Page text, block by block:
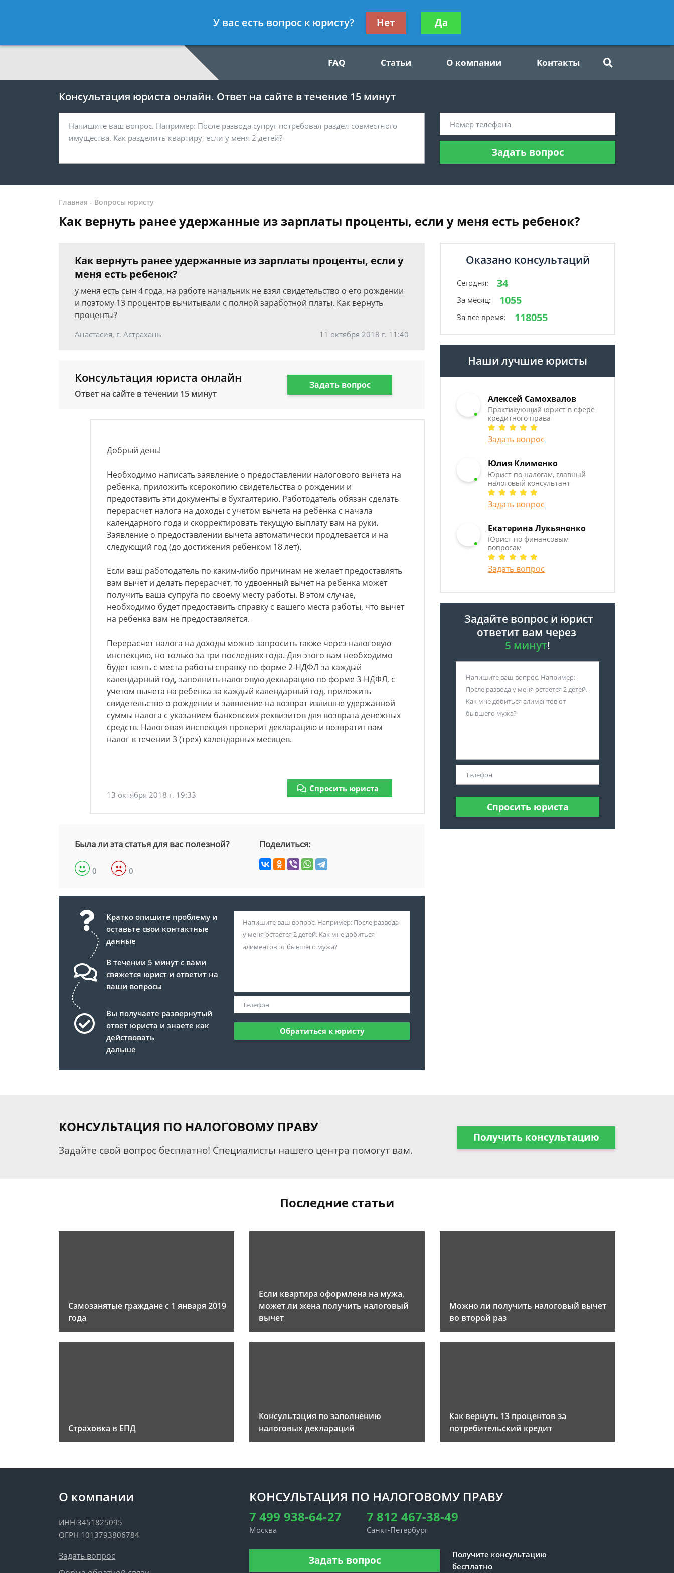
7 812 467-38-49
Получите консультацию
бесплатно
FAQ Статьи О компании Контакты
Консультация юриста онлайн. Ответ на сайте в течение 15 минут
Задать вопрос
Главная - Вопросы юристу
Как вернуть ранее удержанные из зарплаты проценты, если у меня есть ребенок?
Как вернуть ранее удержанные из зарплаты проценты, если у
меня есть ребенок?
у меня есть сын 4 года, на работе начальник не взял свидетельство о его рождении
и поэтому 13 процентов вычитывали с полной заработной платы. Как вернуть
проценты?
Анастасия, г. Астрахань 11 октября 2018 г. 11:40
Консультация юриста онлайн
Ответ на сайте в течении 15 минут
Задать вопрос
Добрый день!
Необходимо написать заявление о предоставлении налогового вычета на
ребенка, приложить ксерокопию свидетельства о рождении и
предоставить эти документы в бухгалтерию. Работодатель обязан сделать
перерасчет налога на доходы с учетом вычета на ребенка с начала
календарного года и скорректировать текущую выплату вам на руки.
Заявление о предоставлении вычета автоматически продлевается и на
следующий год (до достижения ребенком 18 лет).
Если ваш работодатель по каким-либо причинам не желает предоставлять
вам вычет и делать перерасчет, то удвоенный вычет на ребенка может
получить ваша супруга по своему месту работы. В этом случае,
необходимо будет предоставить справку с вашего места работы, что вычет
на ребенка вам не предоставляется.
Перерасчет налога на доходы можно запросить также через налоговую
инспекцию, но только за три последних года. Для этого вам необходимо
будет взять с места работы справку по форме 2-НДФЛ за каждый
календарный год, заполнить налоговую декларацию по форме 3-НДФЛ, с
учетом вычета на ребенка за каждый календарный год, приложить
свидетельство о рождении и заявление на возврат излишне удержанной
суммы налога с указанием банковских реквизитов для возврата денежных
средств. Налоговая инспекция проверит декларацию и возвратит вам
налог в течении 3 (трех) календарных месяцев.
13 октября 2018 г. 19:33
Спросить юриста
Была ли эта статья для вас полезной?
0 0
Поделиться:
Кратко опишите проблему и
оставьте свои контактные
данные
В течении 5 минут с вами
свяжется юрист и ответит на
ваши вопросы
Вы получаете развернутый
ответ юриста и знаете как
действовать
дальше
Обратиться к юристу
Оказано консультаций
Сегодня: 34
За месяц: 1055
За все время: 118055
Наши лучшие юристы
Алексей Самохвалов
Практикующий юрист в сфере
кредитного права
Задать вопрос
Юлия Клименко
Юрист по налогам, главный
налоговый консультант
Задать вопрос
Екатерина Лукьяненко
Юрист по финансовым
вопросам
Задать вопрос
Задайте вопрос и юрист
ответит вам через
5 минут!
Спросить юриста
КОНСУЛЬТАЦИЯ ПО НАЛОГОВОМУ ПРАВУ
Задайте свой вопрос бесплатно! Специалисты нашего центра помогут вам.
Получить консультацию
Последние статьи
Самозанятые граждане с 1 января 2019
года
Если квартира оформлена на мужа,
может ли жена получить налоговый
вычет
Можно ли получить налоговый вычет
во второй раз
Страховка в ЕПД
Консультация по заполнению
налоговых деклараций
Как вернуть 13 процентов за
потребительский кредит
О компании
ИНН 3451825095
ОГРН 1013793806784
Задать вопрос
КОНСУЛЬТАЦИЯ ПО НАЛОГОВОМУ ПРАВУ
7 499 938-64-27
Москва
7 812 467-38-49
Санкт-Петербург
Задать вопрос
Получите консультацию
бесплатно
У вас есть вопрос к юристу? Нет Да